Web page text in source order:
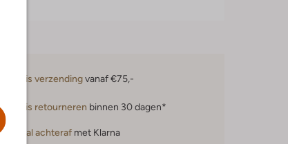
Gratis verzendingvanaf €75,-
Gratis retourneren binnen 30 dagen*
Betaal achteraf met Klarna